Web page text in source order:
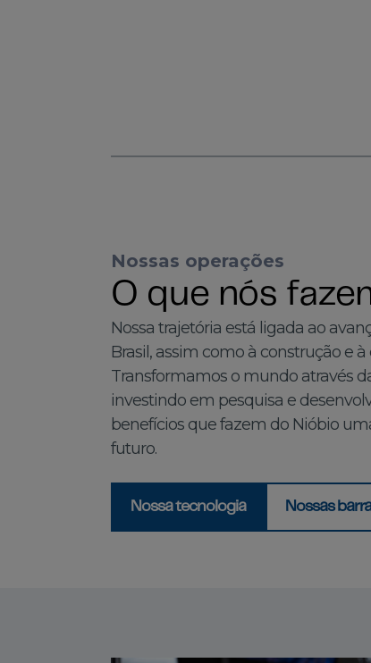
Nossas operações
O que nós
Nossa trajetória está ligada ao
Brasil, assim como à construção e
Transformamos o mundo através
investindo em pesquisa e
benefícios que fazem do Nióbio
futuro.
Nossa tecnologia Nossas